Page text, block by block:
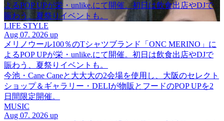
よるPOP UPが栄・unlike.にて開催。初日は飲食出店やDJで
賑わう、夏祭りイベントも。
LIFE STYLE
Aug 07. 2026 up
メリノウール100％のTシャツブランド「ONC MERINO」に
よるPOP UPが栄・unlike.にて開催。初日は飲食出店やDJで
賑わう、夏祭りイベントも。
今池・Cane Caneと大大大の2会場を使用し、大阪のセレクト
ショップ＆ギャラリー・DELIが物販とフードのPOP UPを2
日間限定開催。
MUSIC
Aug 07. 2026 up